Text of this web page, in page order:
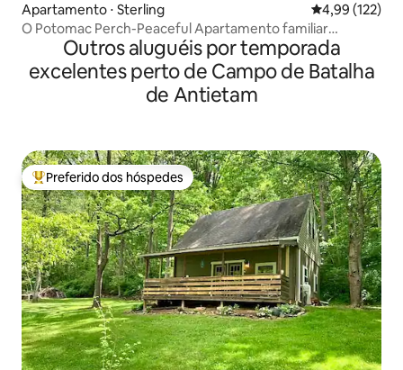
Apartamento ⋅ Sterling 4,99 de uma
4,99 (122)
O Potomac Perch-Peaceful Apartamento familiar
aconchegante
Outros aluguéis por temporada
excelentes perto de Campo de Batalha
de Antietam
Entre os melhores preferidos dos hóspedes
Preferido dos hóspedes